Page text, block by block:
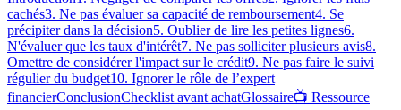
cachés3. Ne pas évaluer sa capacité de remboursement4. Se
précipiter dans la décision5. Oublier de lire les petites lignes6.
N'évaluer que les taux d'intérêt7. Ne pas solliciter plusieurs avis8.
Omettre de considérer l'impact sur le crédit9. Ne pas faire le suivi
régulier du budget10. Ignorer le rôle de l’expert
financierConclusionChecklist avant achatGlossaire📺 Ressource